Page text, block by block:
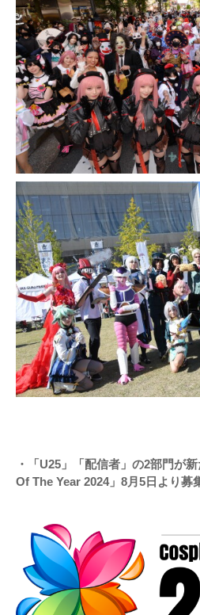
・「U25」「配信者」の2部門が
Of The Year 2024」8月5日より募